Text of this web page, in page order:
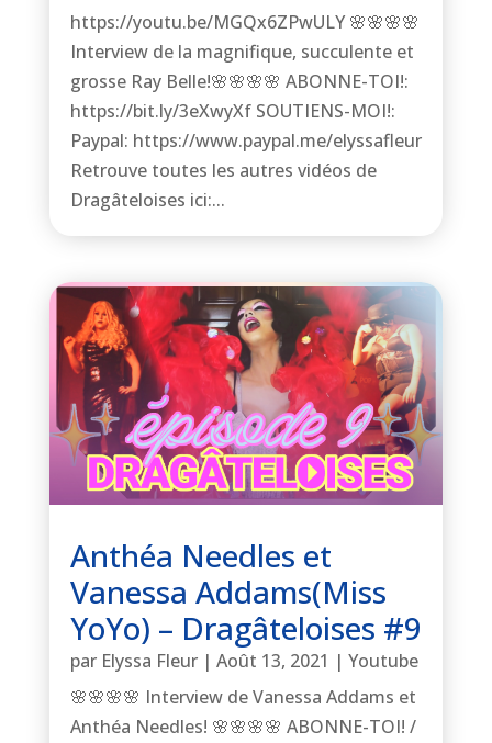
https://youtu.be/MGQx6ZPwULY 🌸🌸🌸🌸
Interview de la magnifique, succulente et
grosse Ray Belle!🌸🌸🌸🌸 ABONNE-TOI!:
https://bit.ly/3eXwyXf SOUTIENS-MOI!:
Paypal: https://www.paypal.me/elyssafleur
Retrouve toutes les autres vidéos de
Dragâteloises ici:...
Anthéa Needles et
Vanessa Addams(Miss
YoYo) – Dragâteloises #9
par Elyssa Fleur| Août 13, 2021 | Youtube
🌸🌸🌸🌸 Interview de Vanessa Addams et
Anthéa Needles! 🌸🌸🌸🌸 ABONNE-TOI! /